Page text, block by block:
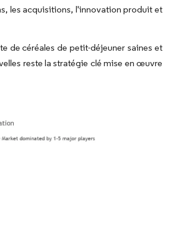
les acquisitions, l'innovation produit et
de céréales de petit-déjeuner saines et
reste la stratégie clé mise en œuvre